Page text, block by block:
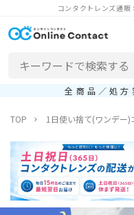
コンタクトレンズ通
全商品／処方
TOP 1日使い捨て(ワンデー